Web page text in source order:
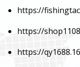
https://
https://
https://